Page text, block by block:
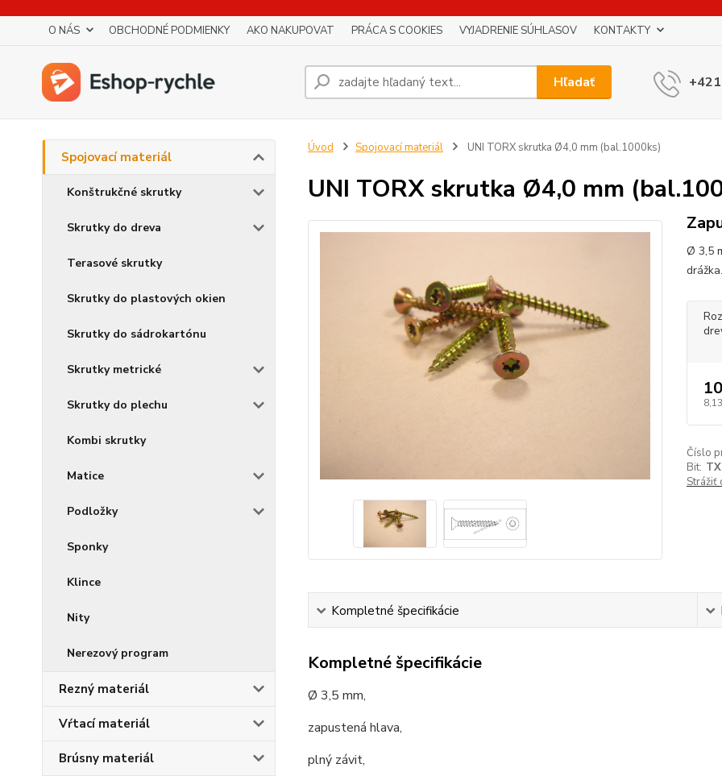
O NÁS OBCHODNÉ PODMIENKY AKO NAKUPOVAT PRÁCA S COOKIES VYJADRENIE SÚHLASOV KONTAKTY
Hľadať
Spojovací materiál
Konštrukčné skrutky
Skrutky do dreva
Terasové skrutky
Skrutky do plastových okien
Skrutky do sádrokartónu
Skrutky metrické
Skrutky do plechu
Kombi skrutky
Matice
Podložky
Sponky
Klince
Nity
Nerezový program
Rezný materiál
Vŕtací materiál
Brúsny materiál
Úvod Spojovací materiál UNI TORX skrutka Ø4,0 mm (bal.1000ks)
UNI TORX skrutka Ø4,0 mm
Ø 3,5
drážka.
Číslo
Bit:
Strážiť
Kompletné špecifikácie
Kompletné špecifikácie
Ø 3,5 mm,
zapustená hlava,
plný závit,